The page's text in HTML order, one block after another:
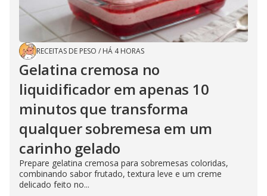
RECEITAS DE PESO / HÁ 4 HORAS
Gelatina cremosa no
liquidificador em apenas 10
minutos que transforma
qualquer sobremesa em um
carinho gelado
Prepare gelatina cremosa para sobremesas coloridas,
combinando sabor frutado, textura leve e um creme
delicado feito no...